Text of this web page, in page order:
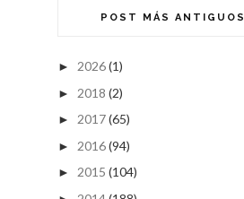
POST MÁS ANTIGUOS
► 2026(1)
► 2018 (2)
► 2017(65)
► 2016(94)
► 2015 (104)